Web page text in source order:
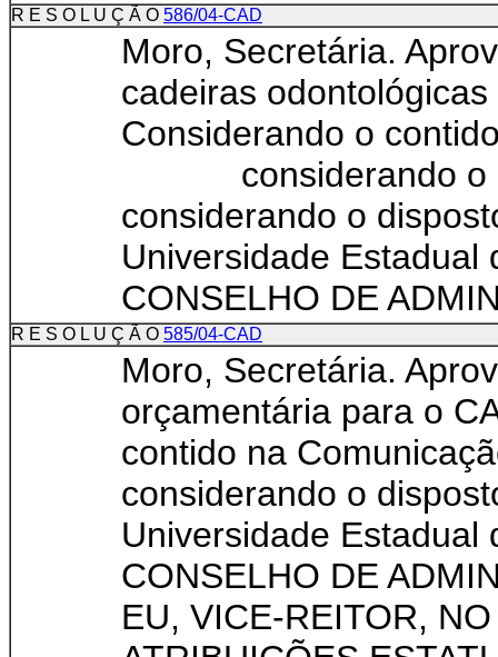
R E S O L U Ç Ã O 586/04-CAD
Moro, Secretária.
cadeiras
Considerando o
considerando o
considerando o
Universidade
CONSELHO DE
R E S O L U Ç Ã O 585/04-CAD
Moro, Secretária.
orçamentária para
contido na
considerando o
Universidade
CONSELHO DE
EU, VICE-REITOR,